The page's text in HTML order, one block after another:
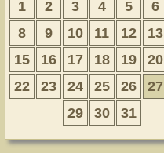
1 2 3 4 5 6
8
9 10 11 12 13
15
16 17 18 19 20
22
23 24 25 26 27
29
30 31